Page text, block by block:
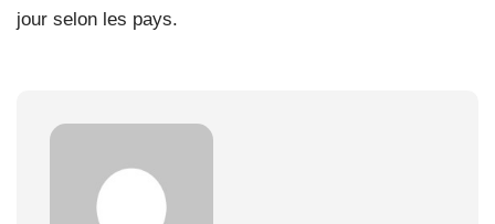
jour selon les pays.